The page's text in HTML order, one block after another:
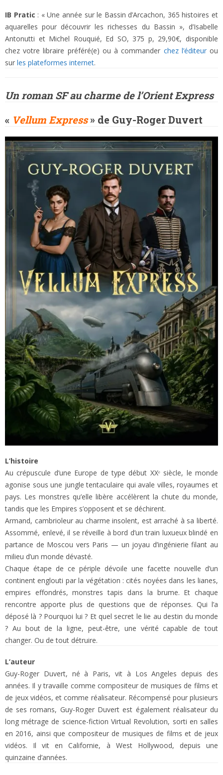
IB Pratic : « Une année sur le Bassin d’Arcachon, 365 histoires et
aquarelles pour découvrir les richesses du Bassin », d’Isabelle
Antonutti et Michel Rouquié, Ed SO, 375 p, 29,90€, disponible
chez votre libraire préféré(e) ou à commander chez l’éditeurou
surles plateformes internet.
Un roman SF au charme de l’Orient Express
«Vellum Express» de Guy-Roger Duvert
L’histoire
Au crépuscule d’une Europe de type début XXᵉ siècle, le monde
agonise sous une jungle tentaculaire qui avale villes, royaumes et
pays. Les monstres qu’elle libère accélèrent la chute du monde,
tandis que les Empires s’opposent et se déchirent.
Armand, cambrioleur au charme insolent, est arraché à sa liberté.
Assommé, enlevé, il se réveille à bord d’un train luxueux blindé en
partance de Moscou vers Paris — un joyau d’ingénierie filant au
milieu d’un monde dévasté.
Chaque étape de ce périple dévoile une facette nouvelle d’un
continent englouti par la végétation : cités noyées dans les lianes,
empires effondrés, monstres tapis dans la brume. Et chaque
rencontre apporte plus de questions que de réponses. Qui l’a
déposé là ? Pourquoi lui ? Et quel secret le lie au destin du monde
? Au bout de la ligne, peut-être, une vérité capable de tout
changer. Ou de tout détruire.
L’auteur
Guy-Roger Duvert, né à Paris, vit à Los Angeles depuis des
années. Il y travaille comme compositeur de musiques de films et
de jeux vidéos, et comme réalisateur. Récompensé pour plusieurs
de ses romans, Guy-Roger Duvert est également réalisateur du
long métrage de science-fiction Virtual Revolution, sorti en salles
en 2016, ainsi que compositeur de musiques de films et de jeux
vidéos. Il vit en Californie, à West Hollywood, depuis une
quinzaine d’années.